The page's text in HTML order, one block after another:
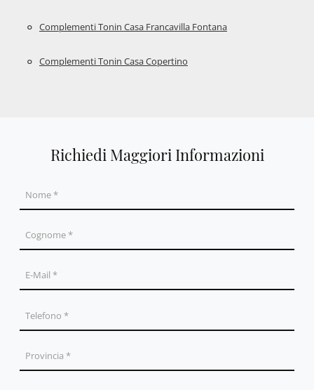
Complementi Tonin Casa Francavilla Fontana
Complementi Tonin Casa Copertino
Richiedi Maggiori Informazioni